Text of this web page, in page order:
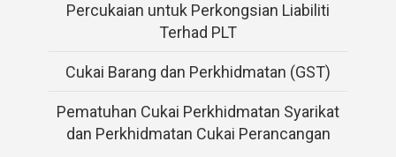
Percukaian untuk Perkongsian Liabiliti
Terhad PLT
Cukai Barang dan Perkhidmatan (GST)
Pematuhan Cukai Perkhidmatan Syarikat
dan Perkhidmatan Cukai Perancangan